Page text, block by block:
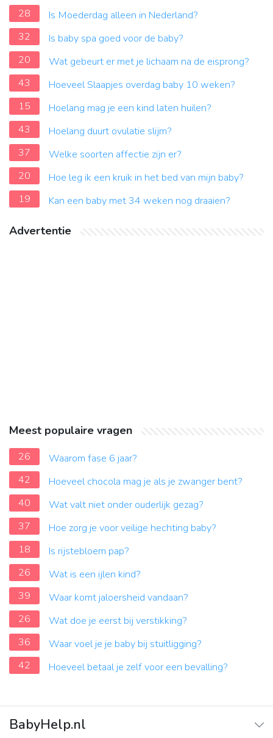
28
Is Moederdag alleen in Nederland?
32
Is baby spa goed voor de baby?
20
Wat gebeurt er met je lichaam na de eisprong?
43
Hoeveel Slaapjes overdag baby 10 weken?
15
Hoelang mag je een kind laten huilen?
43
Hoelang duurt ovulatie slijm?
37
Welke soorten affectie zijn er?
20
Hoe leg ik een kruik in het bed van mijn baby?
19
Kan een baby met 34 weken nog draaien?
Advertentie
Meest populaire vragen
26
Waarom fase 6 jaar?
42
Hoeveel chocola mag je als je zwanger bent?
40
Wat valt niet onder ouderlijk gezag?
37
Hoe zorg je voor veilige hechting baby?
18
Is rijstebloem pap?
26
Wat is een ijlen kind?
39
Waar komt jaloersheid vandaan?
26
Wat doe je eerst bij verstikking?
36
Waar voel je je baby bij stuitligging?
42
Hoeveel betaal je zelf voor een bevalling?
BabyHelp.nl